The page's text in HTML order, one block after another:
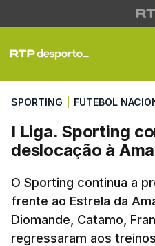
I Liga.
SPORTING FUTEBOL
I Liga. Sporting
deslocação à
O Sporting continua a
frente ao Estrela da
Diomande, Catamo,
regressaram aos